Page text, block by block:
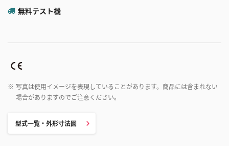
無料テスト機
※ 写真は使用イメージを表現していることがあります。商品には含まれない
場合がありますのでご注意ください。
型式一覧・外形寸法図